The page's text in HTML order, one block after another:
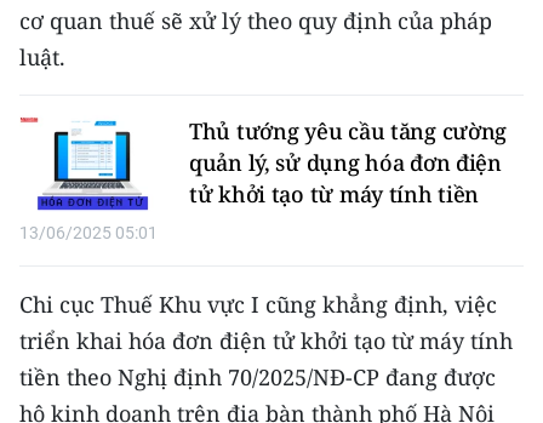
Video
Media Chính trị
Media Kinh tế
Media Văn hóa
Media Xã hội
Media Du lịch
Media Thế giới
cơ quan thuế sẽ xử lý theo quy định của pháp
luật.
Thủ tướng yêu cầu tăng cường
quản lý, sử dụng hóa đơn điện
tử khởi tạo từ máy tính tiền
13/06/2025 05:01
Chi cục Thuế Khu vực I cũng khẳng định, việc
triển khai hóa đơn điện tử khởi tạo từ máy tính
tiền theo Nghị định 70/2025/NĐ-CP đang được
hộ kinh doanh trên địa bàn thành phố Hà Nội